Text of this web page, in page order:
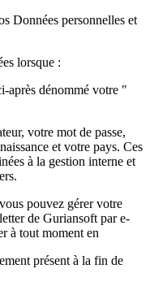
Données personnelles et
lorsque :
après dénommé votre "
votre mot de passe,
et votre pays. Ces
à la gestion interne et
pouvez gérer votre
de Guriansoft par e-
à tout moment en
présent à la fin de